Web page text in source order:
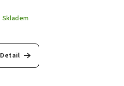
Skladem
Detail